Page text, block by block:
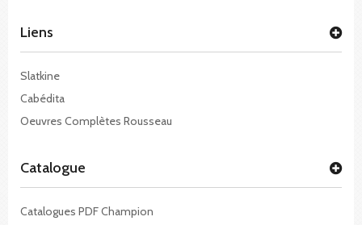
Liens
Slatkine
Cabédita
Oeuvres Complètes Rousseau
Catalogue
Catalogues PDF Champion